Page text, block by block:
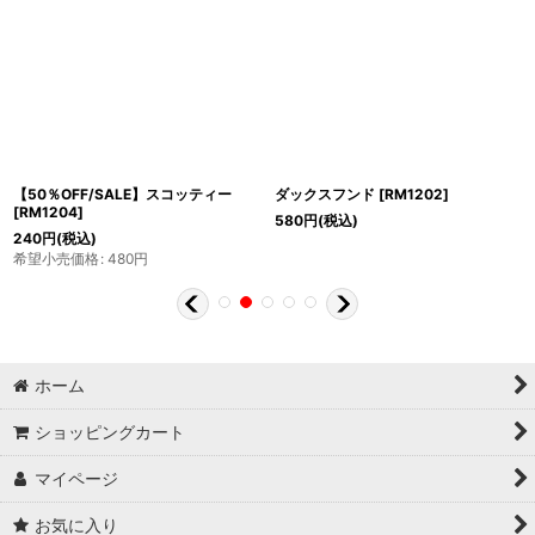
【50％OFF/SALE】スコッティー
[RM1204]
240円(税込)
希望小売価格: 480円
ダックスフンド [RM1202]
580円(税込)
ホーム
ショッピングカート
マイページ
お気に入り